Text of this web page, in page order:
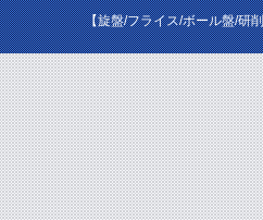
【旋盤/フライス/ボール盤/研